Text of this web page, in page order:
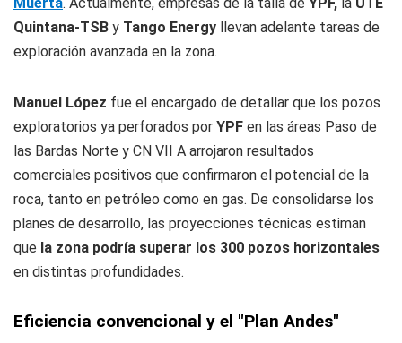
Quintana-TSB y Tango Energy llevan adelante tareas de
exploración avanzada en la zona.
Manuel López fue el encargado de detallar que los pozos
exploratorios ya perforados por YPF en las áreas Paso de
las Bardas Norte y CN VII A arrojaron resultados
comerciales positivos que confirmaron el potencial de la
roca, tanto en petróleo como en gas. De consolidarse los
planes de desarrollo, las proyecciones técnicas estiman
que la zona podría superar los 300 pozos horizontales
en distintas profundidades.
Eficiencia convencional y el "Plan Andes"